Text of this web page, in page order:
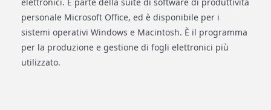
personale Microsoft Office, ed è disponibile per i
sistemi operativi Windows e Macintosh. È il programma
per la produzione e gestione di fogli elettronici più
utilizzato.